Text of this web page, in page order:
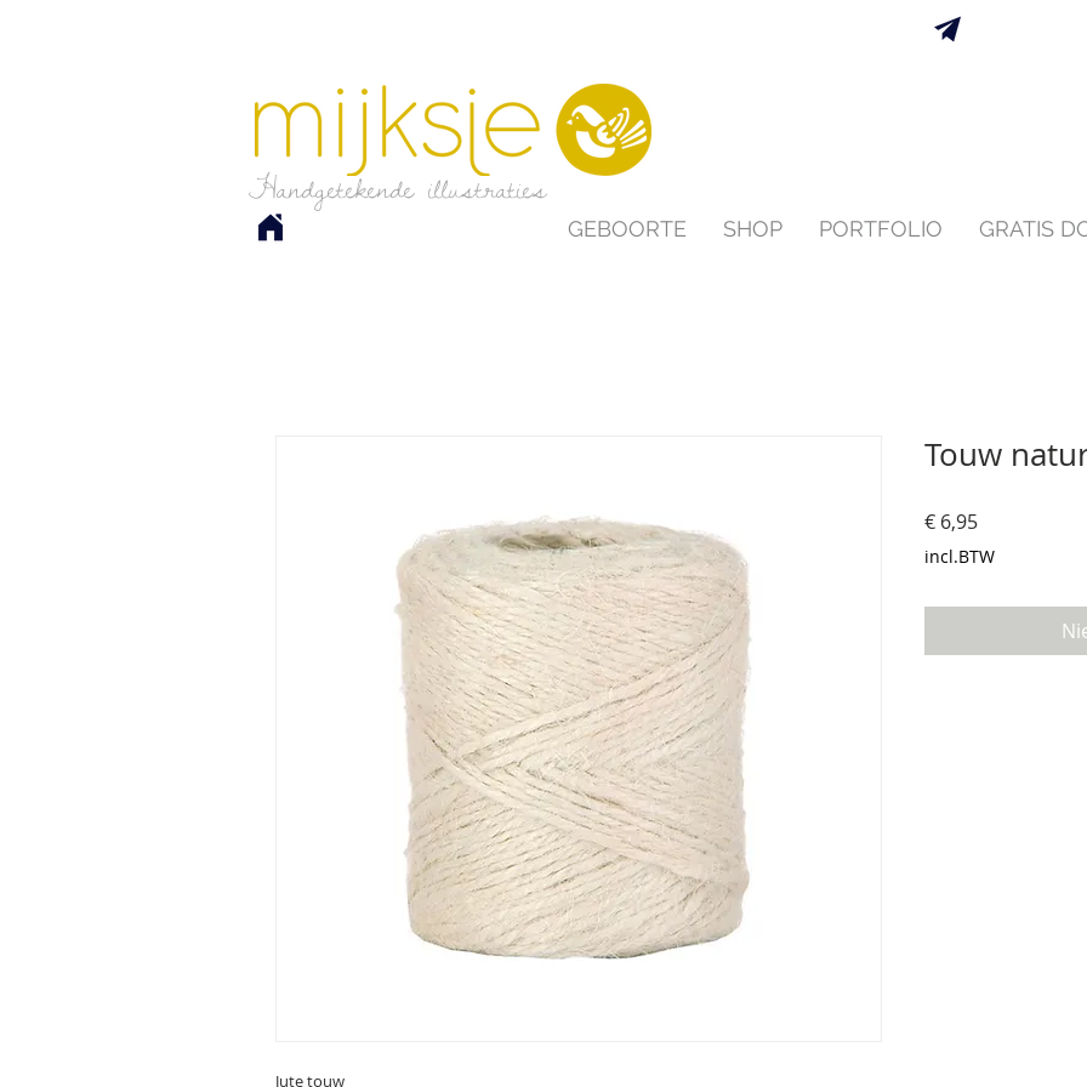
Handgetekende illustraties
GEBOORTE SHOP PORTFOLIO GRATIS
Jute touw
Touw
€ 6,95Prijs
incl.BTW